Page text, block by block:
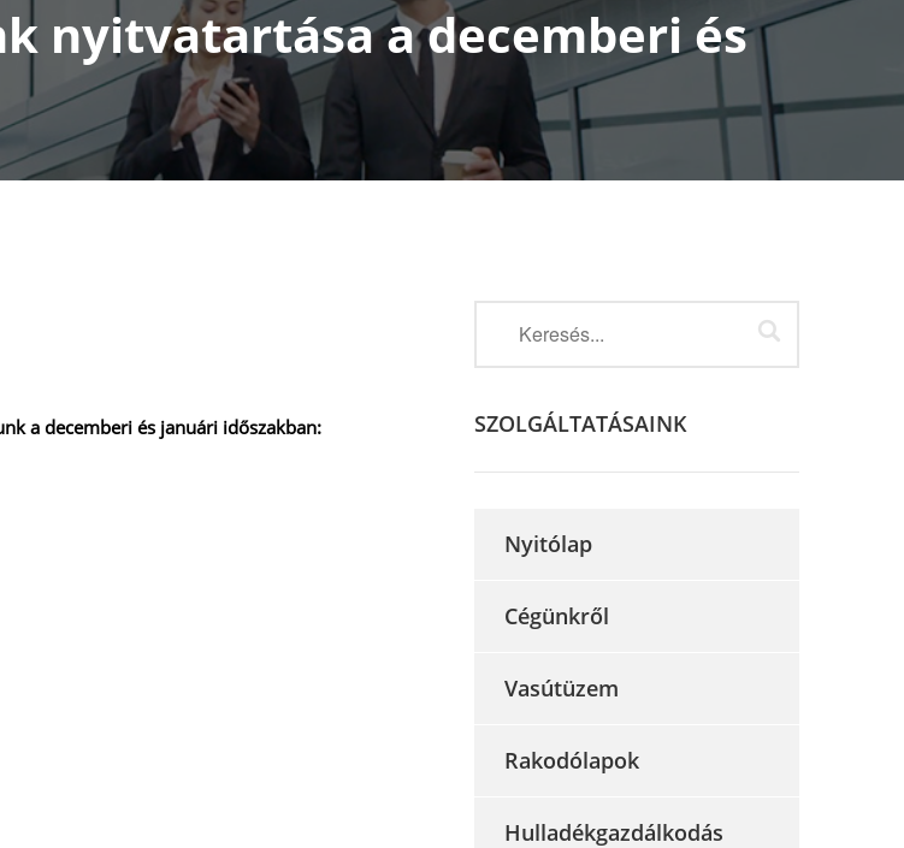
nyitvatartása a decemberi és
a decemberi és januári időszakban: SZOLGÁLTATÁSAINK
Nyitólap
Cégünkről
Vasútüzem
Rakodólapok
Hulladékgazdálkodás